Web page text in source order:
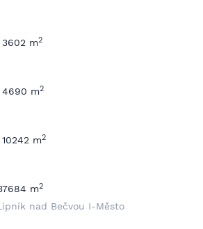
m2
4690 m2
m2
m2
nad Bečvou I-Město